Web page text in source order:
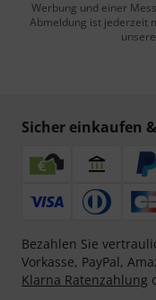
Werbung und einer
Abmeldung ist jederzeit
Sicher einkaufen
Bezahlen Sie
Vorkasse, PayPal,
Klarna Ratenzahlung